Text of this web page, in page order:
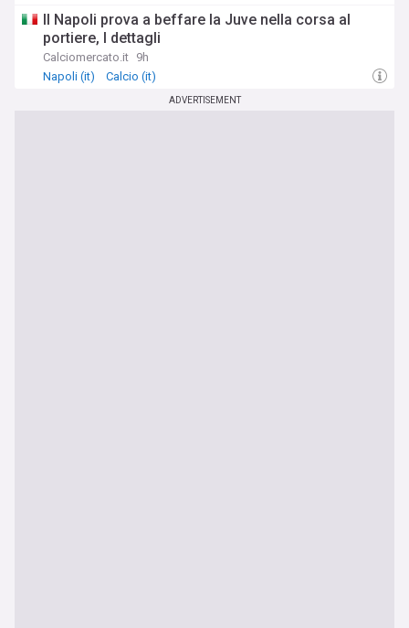
Il Napoli prova a beffare la Juve nella corsa al
portiere, I dettagli
Calciomercato.it 9h
Napoli (it)
Calcio (it)
ADVERTISEMENT